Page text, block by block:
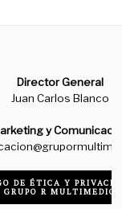
Director General
Juan Carlos Blanco
y
DE ÉTICA Y
GRUPO R MULTIMEDIO